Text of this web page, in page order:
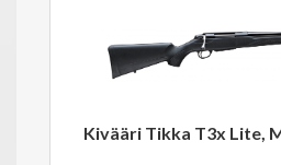
Kivääri Tikka T3x Lite,